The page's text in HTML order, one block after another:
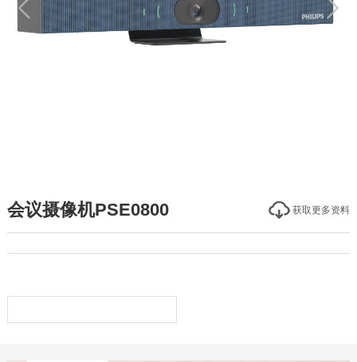
会议摄像机PSE0800 获取更多资料